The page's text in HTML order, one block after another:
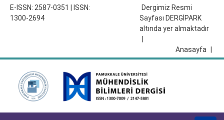
E-ISSN: 2587-0351 | ISSN:
1300-2694
Dergimiz Resmi
Sayfası DERGİPARK
altında yer almaktadır
Anasayfa